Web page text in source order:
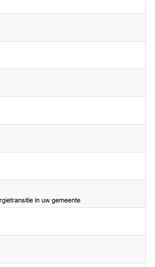
in uw gemeente